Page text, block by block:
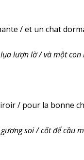
/ et un chat
lượn lờ / và một con
/ pour la bonne
soi / cốt để cầu